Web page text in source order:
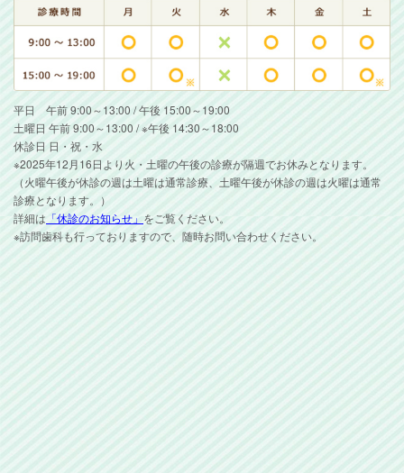
平日 午前 9:00～13:00 / 午後 15:00～19:00
土曜日 午前 9:00～13:00 / ※午後 14:30～18:00
休診日 日・祝・水
※2025年12月16日より火・土曜の午後の診療が隔週でお休みとなります。
（火曜午後が休診の週は土曜は通常診療、土曜午後が休診の週は火曜は通常
診療となります。）
詳細は 「休診のお知らせ」 をご覧ください。
※訪問歯科も行っておりますので、随時お問い合わせください。